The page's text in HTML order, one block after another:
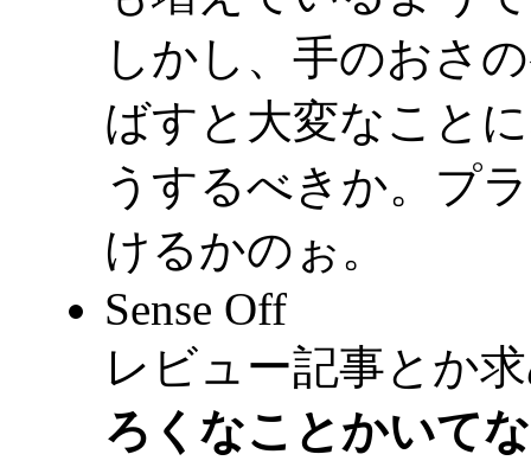
しかし、手のおさ
ばすと大変なこと
うするべきか。プ
けるかのぉ。
Sense Off
レビュー記事とか
ろくなことかいて